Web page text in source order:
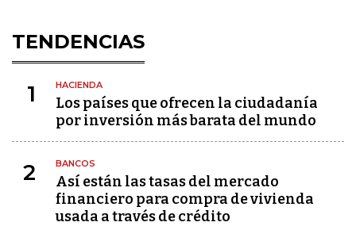
TENDENCIAS
1 HACIENDA
Los países que ofrecen la ciudadanía
por inversión más barata del mundo
2 BANCOS
Así están las tasas del mercado
financiero para compra de vivienda
usada a través de crédito